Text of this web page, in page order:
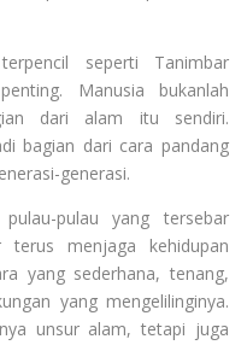
seperti Tanimbar
Manusia bukanlah
dari alam itu sendiri.
bagian dari cara pandang
generasi.
pulau yang tersebar
terus menjaga kehidupan
yang sederhana, tenang,
yang mengelilinginya.
unsur alam, tetapi juga